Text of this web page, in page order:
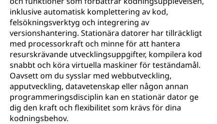
inklusive automatisk komplettering av kod,
felsökningsverktyg och integrering av
versionshantering. Stationära datorer har tillräckligt
med processorkraft och minne för att hantera
resurskrävande utvecklingsuppgifter, kompilera kod
snabbt och köra virtuella maskiner för teständamål.
Oavsett om du sysslar med webbutveckling,
apputveckling, datavetenskap eller någon annan
programmeringsdisciplin kan en stationär dator ge
dig den kraft och flexibilitet som krävs för dina
kodningsbehov.